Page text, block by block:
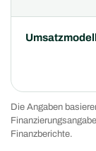
Umsatzmodell
Die Angaben
Finanzberichte.